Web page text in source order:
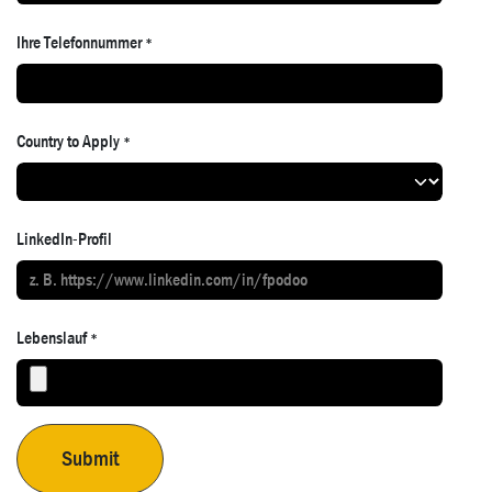
Ihre Telefonnummer*
Country to Apply *
LinkedIn-Profil
Lebenslauf*
Submit